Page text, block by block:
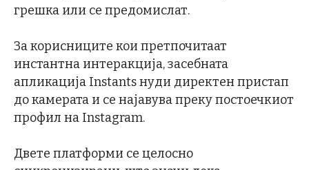
грешка или се предомислат.
За корисниците кои претпочитаат
инстантна интеракција, засебната
апликација Instants нуди директен пристап
до камерата и се најавува преку постоечкиот
профил на Instagram.
Двете платформи се целосно